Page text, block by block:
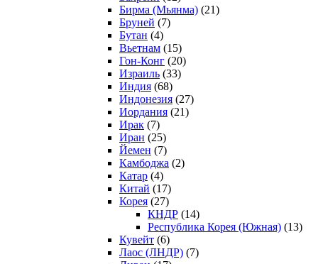
Бирма (Мьянма) (21)
Бруней (7)
Бутан (4)
Вьетнам (15)
Гон-Конг (20)
Израиль (33)
Индия (68)
Индонезия (27)
Иордания (21)
Ирак (7)
Иран (25)
Йемен (7)
Камбоджа (2)
Катар (4)
Китай (17)
Корея (27)
КНДР (14)
Республика Корея (Южная) (13)
Кувейт (6)
Лаос (ЛНДР) (7)